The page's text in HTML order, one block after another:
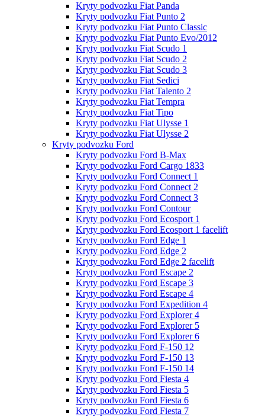
Kryty podvozku Fiat Panda
Kryty podvozku Fiat Punto 2
Kryty podvozku Fiat Punto Classic
Kryty podvozku Fiat Punto Evo/2012
Kryty podvozku Fiat Scudo 1
Kryty podvozku Fiat Scudo 2
Kryty podvozku Fiat Scudo 3
Kryty podvozku Fiat Sedici
Kryty podvozku Fiat Talento 2
Kryty podvozku Fiat Tempra
Kryty podvozku Fiat Tipo
Kryty podvozku Fiat Ulysse 1
Kryty podvozku Fiat Ulysse 2
Kryty podvozku Ford
Kryty podvozku Ford B-Max
Kryty podvozku Ford Cargo 1833
Kryty podvozku Ford Connect 1
Kryty podvozku Ford Connect 2
Kryty podvozku Ford Connect 3
Kryty podvozku Ford Contour
Kryty podvozku Ford Ecosport 1
Kryty podvozku Ford Ecosport 1 facelift
Kryty podvozku Ford Edge 1
Kryty podvozku Ford Edge 2
Kryty podvozku Ford Edge 2 facelift
Kryty podvozku Ford Escape 2
Kryty podvozku Ford Escape 3
Kryty podvozku Ford Escape 4
Kryty podvozku Ford Expedition 4
Kryty podvozku Ford Explorer 4
Kryty podvozku Ford Explorer 5
Kryty podvozku Ford Explorer 6
Kryty podvozku Ford F-150 12
Kryty podvozku Ford F-150 13
Kryty podvozku Ford F-150 14
Kryty podvozku Ford Fiesta 4
Kryty podvozku Ford Fiesta 5
Kryty podvozku Ford Fiesta 6
Kryty podvozku Ford Fiesta 7